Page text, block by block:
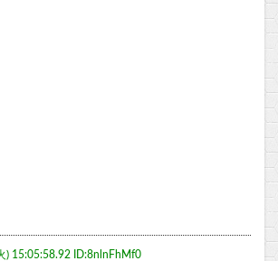
) 15:05:58.92 ID:8nlnFhMf0